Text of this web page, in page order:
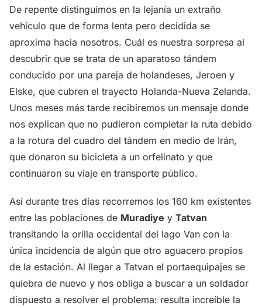
De repente distinguimos en la lejanía un extraño
vehículo que de forma lenta pero decidida se
aproxima hacia nosotros. Cuál es nuestra sorpresa al
descubrir que se trata de un aparatoso tándem
conducido por una pareja de holandeses, Jeroen y
Elske, que cubren el trayecto Holanda-Nueva Zelanda.
Unos meses más tarde recibiremos un mensaje donde
nos explican que no pudieron completar la ruta debido
a la rotura del cuadro del tándem en medio de Irán,
que donaron su bicicleta a un orfelinato y que
continuaron su viaje en transporte público.
Así durante tres días recorremos los 160 km existentes
entre las poblaciones de Muradiye y Tatvan
transitando la orilla occidental del lago Van con la
única incidencia de algún que otro aguacero propios
de la estación. Al llegar a Tatvan el portaequipajes se
quiebra de nuevo y nos obliga a buscar a un soldador
dispuesto a resolver el problema: resulta increíble la